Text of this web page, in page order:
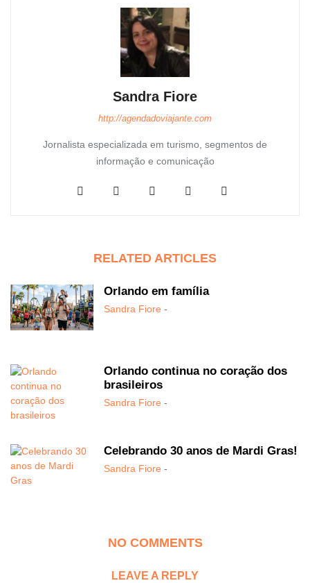
Sandra Fiore
http://agendadoviajante.com
Jornalista especializada em turismo, segmentos de
informação e comunicação
RELATED ARTICLES
Orlando em família
Sandra Fiore -
Orlando continua no coração dos
brasileiros
Sandra Fiore -
Celebrando 30 anos de Mardi Gras!
Sandra Fiore -
NO COMMENTS
LEAVE A REPLY